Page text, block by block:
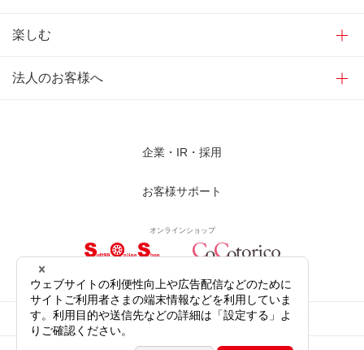
楽しむ
法人のお客様へ
企業・IR・採用
お客様サポート
オンラインショップ
サイトご利用にあたって プライバシーポリシー